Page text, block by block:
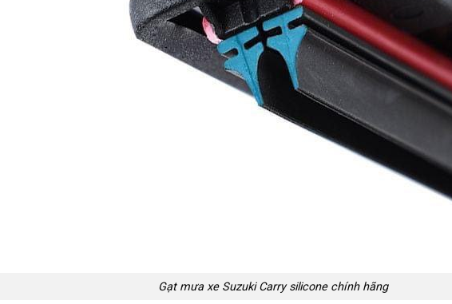
Gạt mưa xe Suzuki Carrysilicone chính hãng